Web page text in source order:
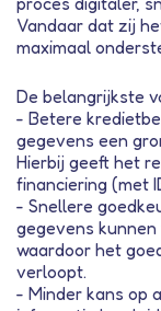
Vandaar dat zij
maximaal
De belangrijkste
- Betere
gegevens een
Hierbij geeft het
financiering (met
- Snellere
gegevens
waardoor het
verloopt.
- Minder kans op